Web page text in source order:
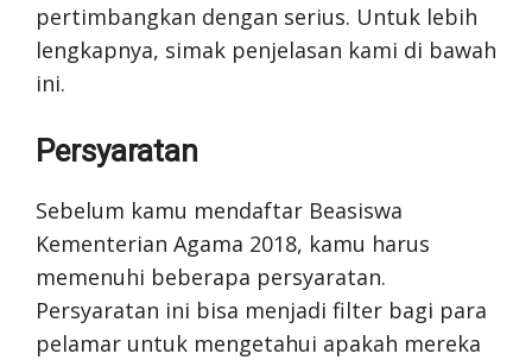
pertimbangkan dengan serius. Untuk lebih
lengkapnya, simak penjelasan kami di bawah
ini.
Persyaratan
Sebelum kamu mendaftar Beasiswa
Kementerian Agama 2018, kamu harus
memenuhi beberapa persyaratan.
Persyaratan ini bisa menjadi filter bagi para
pelamar untuk mengetahui apakah mereka